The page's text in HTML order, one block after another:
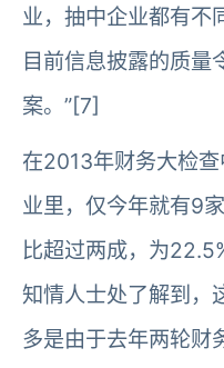
业，抽中企业都有不
目前信息披露的质量
案。”[7]
在2013年财务大检
业里，仅今年就有9
比超过两成，为
知情人士处了解到，
多是由于去年两轮财